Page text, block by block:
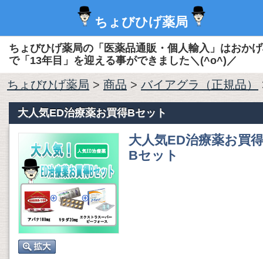
ちょびひげ薬局
ちょびひげ薬局の「医薬品通販・個人輸入」はおか
で「13年目」を迎える事ができました＼(^o^)／
ちょびひげ薬局 > 商品 > バイアグラ（正規品）
大人気ED治療薬お買得Bセット
大人気ED治療薬お買得
Bセット